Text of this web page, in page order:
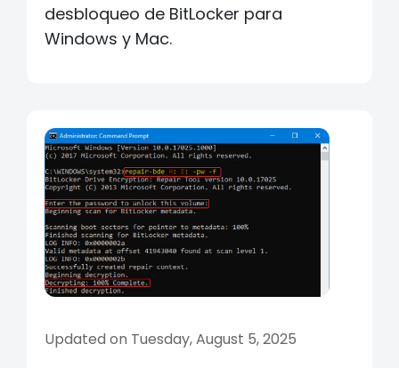
desbloqueo de BitLocker para
Windows y Mac.
Updated on Tuesday, August 5, 2025